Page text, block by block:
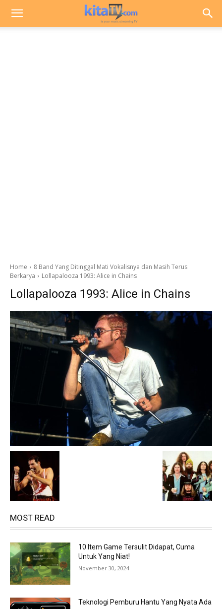
Home
8 Band Yang Ditinggal Mati Vokalisnya dan Masih Terus
Berkarya
Lollapalooza 1993: Alice in Chains
Lollapalooza 1993: Alice in Chains
MOST READ
10 Item Game Tersulit Didapat, Cuma
Untuk Yang Niat!
November 30, 2024
Teknologi Pemburu Hantu Yang Nyata Ada